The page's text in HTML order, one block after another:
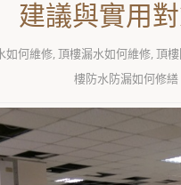
建議與實用對
如何維修,頂樓漏水如何維修,頂
樓防水防漏如何修繕